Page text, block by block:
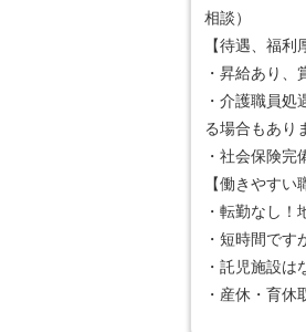
相談）
【待遇、福利
・昇給あり、
・介護職員
る場合もあり
・社会保険完
【働きやすい
・転勤なし！
・短時間で
・託児施設
・産休・育休